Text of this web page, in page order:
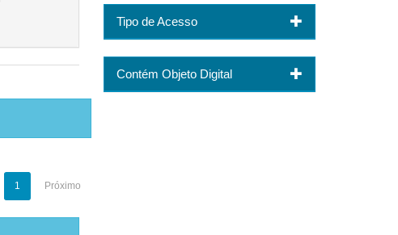
1 Próximo
Tipo de Acesso
Contém Objeto Digital